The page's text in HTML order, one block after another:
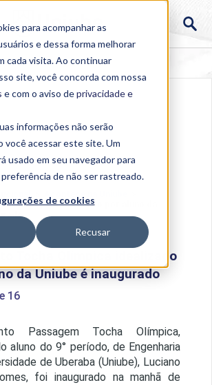
para acompanhar as
e dessa forma melhorar
cada visita. Ao continuar
site, você concorda com nossa
e com o aviso deprivacidade e
informações não serão
você acessar este site. Um
usado em seu navegador para
de não ser rastreado.
de cookies
Recusar
Olímpica idealizado por aluno da
Tocha Olímpica idealizado
da Uniube é inaugurado
16
Passagem Tocha Olímpica,
aluno do 9° período, de Engenharia
de Uberaba (Uniube), Luciano
foi inaugurado na manhã de